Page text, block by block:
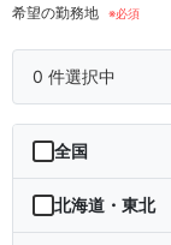
希望の勤務地
0 件選択中
全国
北海道・東北